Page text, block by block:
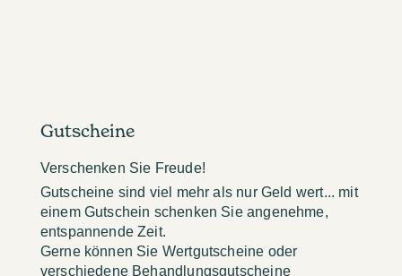
Gutscheine
Verschenken Sie Freude!
Gutscheine sind viel mehr als nur Geld wert... mit
einem Gutschein schenken Sie angenehme,
entspannende Zeit.
Gerne können Sie Wertgutscheine oder
verschiedene Behandlungsgutscheine